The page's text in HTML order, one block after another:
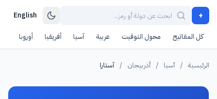
+
English
كل المفاتيح محول التوقيت عربية آسيا أفريقيا أوروبا
الرئيسية / آسيا / أذربيجان / آستارا